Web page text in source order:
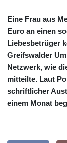
Eine Frau aus
Euro an einen
Liebesbetrüger
Greifswalder
Netzwerk, wie
mitteilte. Laut
schriftlicher
einem Monat